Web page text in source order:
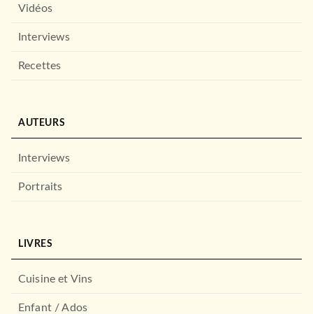
Vidéos
Interviews
Recettes
AUTEURS
Interviews
Portraits
LIVRES
Cuisine et Vins
Enfant / Ados